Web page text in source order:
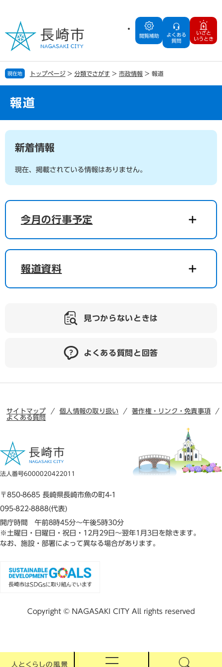
の
で
す
ー
ば
し
へ
閲覧補助
よくある
質問
いざと
いうとき
現在地 トップページ > 分類でさがす > 市政情報 > 報道
報道
本
新着情報
現在、掲載されている情報はありません。
今月の行事予定
報道資料
見つからないときは
よくある質問と回答
サイトマップ 個人情報の取り扱い
著作権・リンク・免責事項
よくある質問
法人番号6000020422011
〒850-8685 長崎県長崎市魚の町4-1
095-822-8888(代表)
開庁時間 午前8時45分～午後5時30分
※土曜日・日曜日・祝日・12月29日～翌年1月3日を除きます。
なお、施設・部署によって異なる場合があります。
Copyright © NAGASAKI CITY All rights reserved